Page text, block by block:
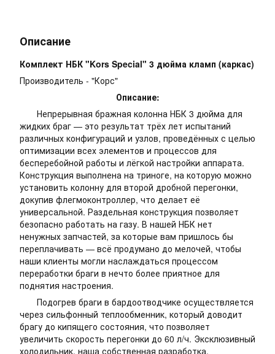
Описание
Комплект НБК "Kors Special" 3 дюйма кламп (каркас)
Производитель - "Корс"
Описание:
Непрерывная бражная колонна НБК 3 дюйма для
жидких браг — это результат трёх лет испытаний
различных конфигураций и узлов, проведённых с целью
оптимизации всех элементов и процессов для
бесперебойной работы и лёгкой настройки аппарата.
Конструкция выполнена на триноге, на которую можно
установить колонну для второй дробной перегонки,
докупив флегмоконтроллер, что делает её
универсальной. Раздельная конструкция позволяет
безопасно работать на газу. В нашей НБК нет
ненужных запчастей, за которые вам пришлось бы
переплачивать — всё продумано до мелочей, чтобы
наши клиенты могли наслаждаться процессом
переработки браги в нечто более приятное для
поднятия настроения.
Подогрев браги в бардоотводчике осуществляется
через сильфонный теплообменник, который доводит
брагу до кипящего состояния, что позволяет
увеличить скорость перегонки до 60 л/ч. Эксклюзивный
холодильник, наша собственная разработка,